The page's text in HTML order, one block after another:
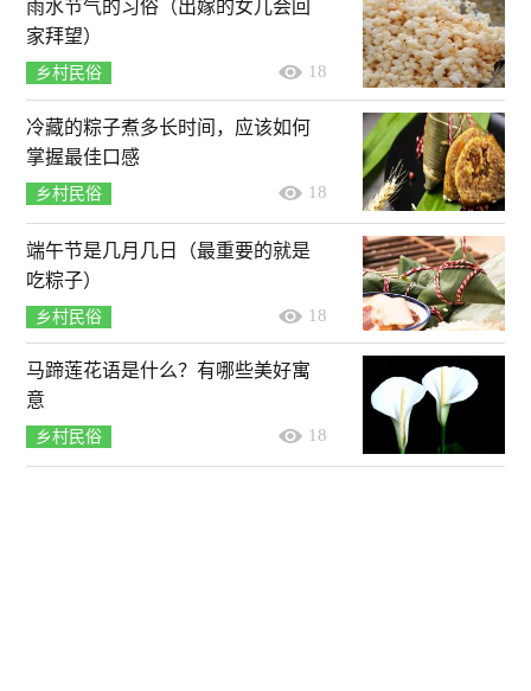
雨水节气的习俗（出嫁的女儿会回
家拜望）
乡村民俗 18
冷藏的粽子煮多长时间，应该如何
掌握最佳口感
乡村民俗 18
端午节是几月几日（最重要的就是
吃粽子）
乡村民俗 18
马蹄莲花语是什么？有哪些美好寓
意
乡村民俗 18